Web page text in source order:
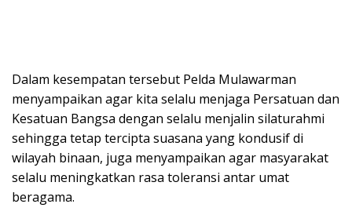
Dalam kesempatan tersebut Pelda Mulawarman
menyampaikan agar kita selalu menjaga Persatuan dan
Kesatuan Bangsa dengan selalu menjalin silaturahmi
sehingga tetap tercipta suasana yang kondusif di
wilayah binaan, juga menyampaikan agar masyarakat
selalu meningkatkan rasa toleransi antar umat
beragama.